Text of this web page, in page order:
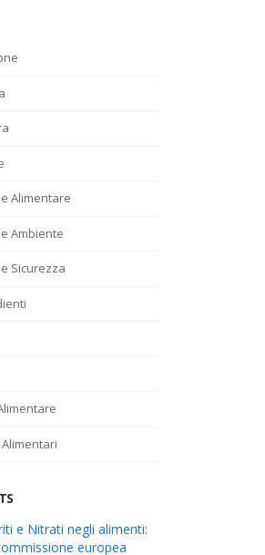
Alimentare
Ambiente
Sicurezza
e Nitrati negli alimenti:
europea